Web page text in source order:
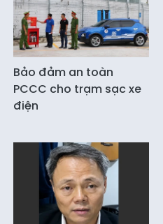
Bảo đảm an toàn
PCCC cho trạm sạc xe
điện